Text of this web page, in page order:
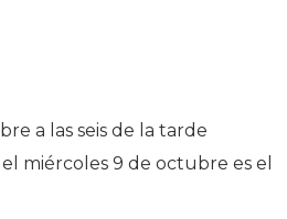
a las seis de la tarde
miércoles 9 de octubre es el